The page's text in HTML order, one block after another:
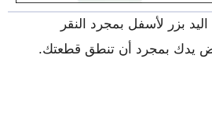
بزر لأسفل بمجرد النقر
يدك بمجرد أن تنطق قطعتك.